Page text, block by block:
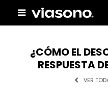

¿CÓMO EL
RESPUESTA
VER